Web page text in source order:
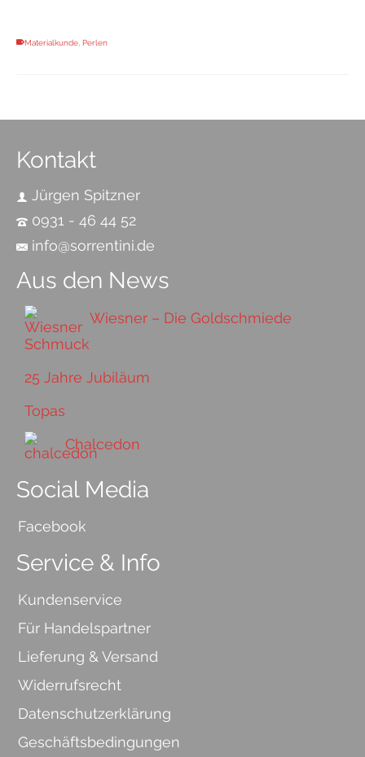
Materialkunde, Perlen
Kontakt
Jürgen Spitzner
0931 - 46 44 52
info@sorrentini.de
Aus den News
Wiesner – Die Goldschmiede
25 Jahre Jubiläum
Topas
Chalcedon
Social Media
Facebook
Service & Info
Kundenservice
Für Handelspartner
Lieferung & Versand
Widerrufsrecht
Datenschutzerklärung
Geschäftsbedingungen